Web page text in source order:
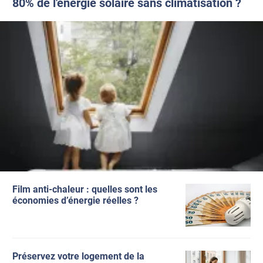
découper le film (tutoriel)
*****
La possiblité de commande à la découpe, les conseils de pose,
les réponses déjà apportées selon les défauts après la après la
pose, bref, vous avez pensé à tout , bravo !!! Nous avons un
cellier avec une fenêtre sans volet, plein soleil l'après midi, et
avec le film c'est incroyable la différence de température et de
ressenti ! Merci
Il y a 3 jours
Film anti-chaleur : quelles sont les
économies d’énergie réelles ?
Préservez votre logement de la